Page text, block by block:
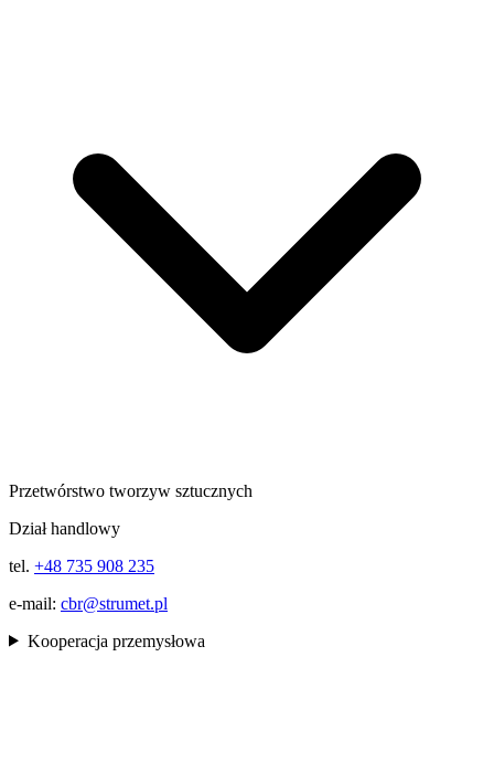
Przetwórstwo tworzyw sztucznych
Dział handlowy
tel. +48 735 908 235
e-mail: cbr@strumet.pl
Kooperacja przemysłowa